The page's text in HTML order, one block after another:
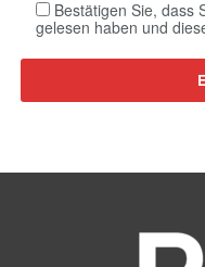
Bestätigen Sie, dass
gelesen haben und